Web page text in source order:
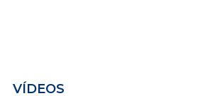
VÍDEOS